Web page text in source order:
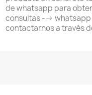
de whatsapp para
consultas -->
contactarnos a través